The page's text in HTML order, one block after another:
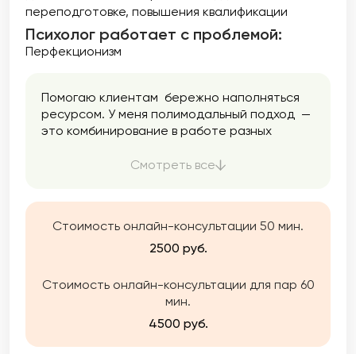
переподготовке повышения квалификации
Психолог работает с проблемой:
Перфекционизм
Помогаю клиентам бережно наполняться
ресурсом. У меня полимодальный подход —
это комбинирование в работе разных
только проверенные методики. Помогаю
на автопилоте.
Смотреть все
Стоимость онлайн-консультации 50 мин.
2500 руб.
Стоимость онлайн-консультации для пар 60
мин.
4500 руб.